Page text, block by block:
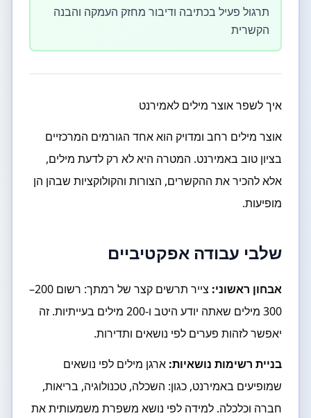
תרגול פעיל בכתיבה ודיבור מחזק העמקה והבנה
הקשרית
איך לשפר אוצר מילים לאמירנט
אוצר מילים רחב ומדויק הוא אחד הגורמים המרכזיים
בציון טוב באמירנט. המטרה היא לא רק לדעת מילים,
אלא להכיר את ההקשרים, הצורות והקולוקציות שבהן הן
מופיעות.
שלבי עבודה אפקטיביים
אבחון ראשוני:
צייר תרשים קצר של רמתך: רשום 200–
300 מילים שאתה יודע היטב ו-200 מילים בעייתיות. זה
יאפשר לזהות פערים לפי נושאים ותדירות.
בניית רשימות נושאיות: ארגן מילים לפי נושאים
שמופיעים באמירנט, כגון: השכלה, טכנולוגיה, בריאות,
חברה וכלכלה. למידה לפי נושא משפרת משמעותית את